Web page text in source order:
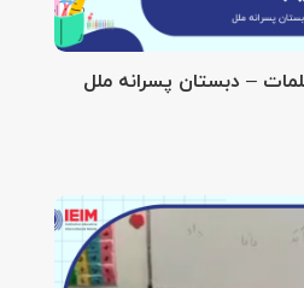
– دبستان پسرانه ملل